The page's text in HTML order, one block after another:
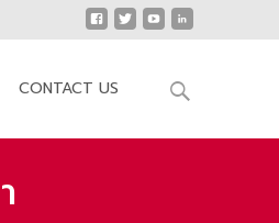
CONTACT US
Search